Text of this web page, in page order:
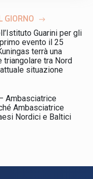
GIORNO
Guarini per gli
evento il 25
terrà una
tra Nord
situazione
Ambasciatrice
Ambasciatrice
Nordici e Baltici